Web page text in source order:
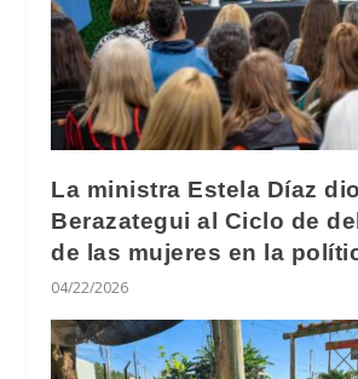
La ministra Estela Díaz
Berazategui al Ciclo de
de las mujeres en la
04/22/2026